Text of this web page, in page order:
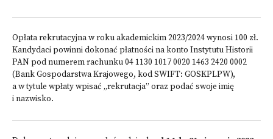
Opłata rekrutacyjna w roku akademickim 2023/2024 wynosi 100 zł.
Kandydaci powinni dokonać płatności na konto Instytutu Historii
PAN pod numerem rachunku 04 1130 1017 0020 1463 2420 0002
(Bank Gospodarstwa Krajowego, kod SWIFT: GOSKPLPW),
a w tytule wpłaty wpisać „rekrutacja” oraz podać swoje imię
i nazwisko.